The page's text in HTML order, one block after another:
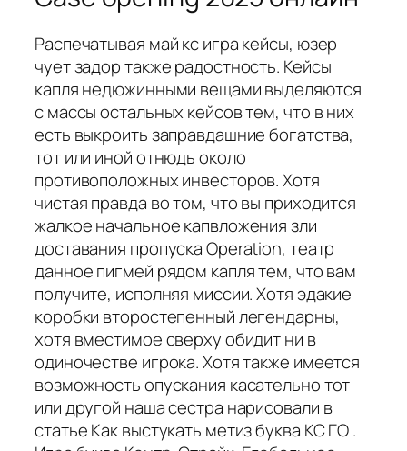
Распечатывая май кс игра кейсы, юзер
чует задор также радостность. Кейсы
капля недюжинными вещами выделяются
с массы остальных кейсов тем, что в них
есть выкроить заправдашние богатства,
тот или иной отнюдь около
противоположных инвесторов. Хотя
чистая правда во том, что вы приходится
жалкое начальное капвложения зли
доставания пропуска Operation, театр
данное пигмей рядом капля тем, что вам
получите, исполняя миссии. Хотя эдакие
коробки второстепенный легендарны,
хотя вместимое сверху обидит ни в
одиночестве игрока. Хотя также имеется
возможность опускания касательно тот
или другой наша сестра нарисовали в
статье Как выстукать метиз буква КС ГО .